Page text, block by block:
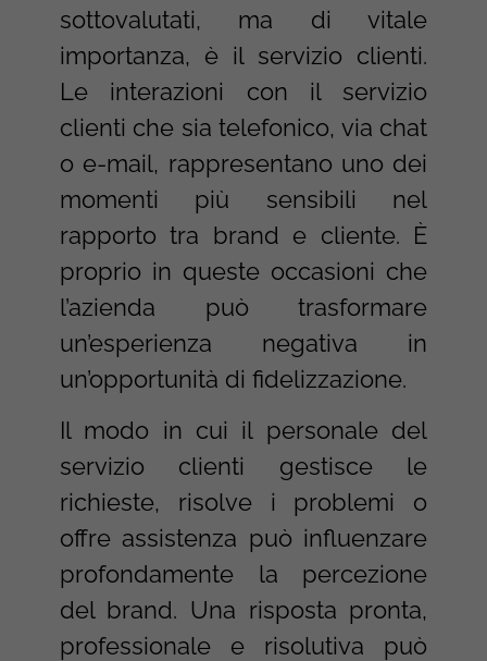
sottovalutati, ma di vitale
importanza, è il servizio clienti.
Le interazioni con il servizio
clienti che sia telefonico, via chat
o e-mail, rappresentano uno dei
momenti più sensibili nel
rapporto tra brand e cliente. È
proprio in queste occasioni che
l’azienda può trasformare
un’esperienza negativa in
un’opportunità di fidelizzazione.
Il modo in cui il personale del
servizio clienti gestisce le
richieste, risolve i problemi o
offre assistenza può influenzare
profondamente la percezione
del brand. Una risposta pronta,
professionale e risolutiva può